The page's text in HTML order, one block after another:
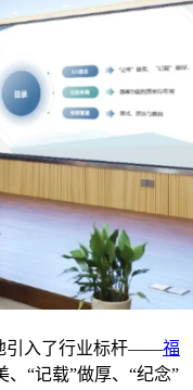
引入了行业标杆——福
、“记载”做厚、“纪念”